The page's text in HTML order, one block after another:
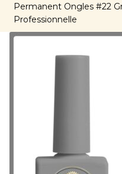
Permanent Ongles #22
Professionnelle